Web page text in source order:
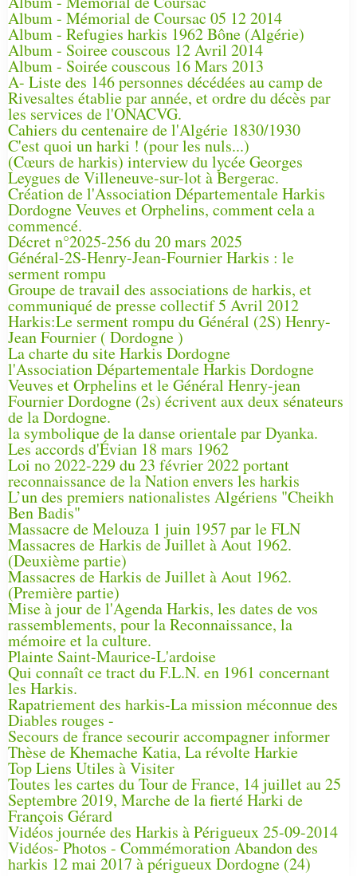
Album - Mémorial de Coursac 05 12 2014
Album - Refugies harkis 1962 Bône (Algérie)
Album - Soiree couscous 12 Avril 2014
Album - Soirée couscous 16 Mars 2013
A- Liste des 146 personnes décédées au camp de
Rivesaltes établie par année, et ordre du décès par
les services de l'ONACVG.
Cahiers du centenaire de l'Algérie 1830/1930
C'est quoi un harki ! (pour les nuls...)
(Cœurs de harkis) interview du lycée Georges
Leygues de Villeneuve-sur-lot à Bergerac.
Création de l'Association Départementale Harkis
Dordogne Veuves et Orphelins, comment cela a
commencé.
Décret n°2025-256 du 20 mars 2025
Général-2S-Henry-Jean-Fournier Harkis : le
serment rompu
Groupe de travail des associations de harkis, et
communiqué de presse collectif 5 Avril 2012
Harkis:Le serment rompu du Général (2S) Henry-
Jean Fournier ( Dordogne )
La charte du site Harkis Dordogne
l'Association Départementale Harkis Dordogne
Veuves et Orphelins et le Général Henry-jean
Fournier Dordogne (2s) écrivent aux deux sénateurs
de la Dordogne.
la symbolique de la danse orientale par Dyanka.
Les accords d'Évian 18 mars 1962
Loi no 2022-229 du 23 février 2022 portant
reconnaissance de la Nation envers les harkis
L’un des premiers nationalistes Algériens "Cheikh
Ben Badis"
Massacre de Melouza 1 juin 1957 par le FLN
Massacres de Harkis de Juillet à Aout 1962.
(Deuxième partie)
Massacres de Harkis de Juillet à Aout 1962.
(Première partie)
Mise à jour de l'Agenda Harkis, les dates de vos
rassemblements, pour la Reconnaissance, la
mémoire et la culture.
Plainte Saint-Maurice-L'ardoise
Qui connaît ce tract du F.L.N. en 1961 concernant
les Harkis.
Rapatriement des harkis-La mission méconnue des
Diables rouges -
Secours de france secourir accompagner informer
Thèse de Khemache Katia, La révolte Harkie
Top Liens Utiles à Visiter
Toutes les cartes du Tour de France, 14 juillet au 25
Septembre 2019, Marche de la fierté Harki de
François Gérard
Vidéos journée des Harkis à Périgueux 25-09-2014
Vidéos- Photos - Commémoration Abandon des
harkis 12 mai 2017 à périgueux Dordogne (24)